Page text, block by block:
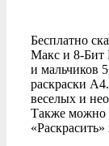
Бесплатно
Макс и 8-Бит
и мальчиков
раскраски
веселых и
Также можно